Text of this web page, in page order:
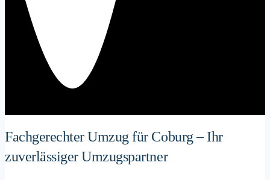
Fachgerechter Umzug für Coburg – Ihr
zuverlässiger Umzugspartner